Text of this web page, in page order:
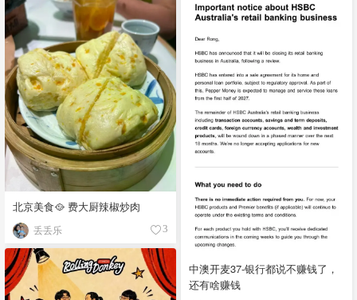
北京美食🥘 费大厨辣椒炒肉
丢丢乐 3
中澳开麦37-银行都说不赚钱了，
还有啥赚钱